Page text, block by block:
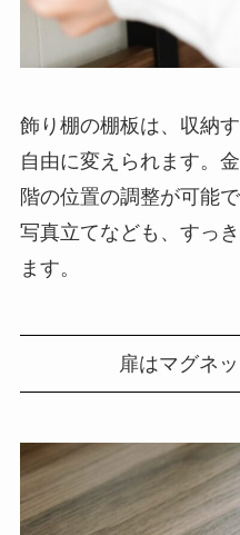
飾り棚の棚板は、収納
自由に変えられます。
階の位置の調整が可能
写真立てなども、すっ
ます。
扉はマグネ